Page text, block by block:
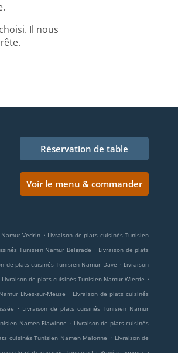
Il nous
Réservation de table
Voir le menu & commander
Vedrin . Livraison de plats cuisinés Tunisien
Tunisien Namur Belgrade . Livraison de plats
de plats cuisinés Tunisien Namur Dave . Livraison
Livraison de plats cuisinés Tunisien Namur Wierde .
Lives-sur-Meuse . Livraison de plats cuisinés
. Livraison de plats cuisinés Tunisien Namur
Namen Flawinne . Livraison de plats cuisinés
cuisinés Tunisien Namen Malonne . Livraison de
.